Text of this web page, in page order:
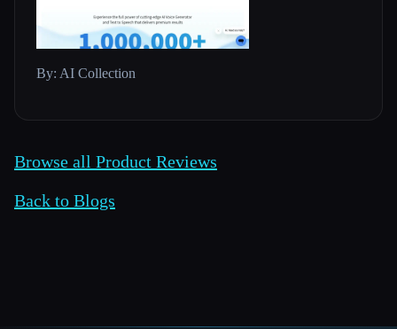
By: AI Collection
Browse all Product Reviews
Back to Blogs